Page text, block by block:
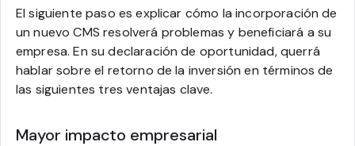
El siguiente paso es explicar cómo la incorporación de
un nuevo CMS resolverá problemas y beneficiará a su
empresa. En su declaración de oportunidad, querrá
hablar sobre el retorno de la inversión en términos de
las siguientes tres ventajas clave.
Mayor impacto empresarial